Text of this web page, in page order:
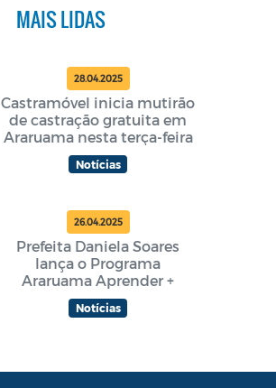
MAIS LIDAS
28.04.2025
Castramóvel inicia mutirão
de castração gratuita em
Araruama nesta terça-feira
Notícias
26.04.2025
Prefeita Daniela Soares
lança o Programa
Araruama Aprender +
Notícias